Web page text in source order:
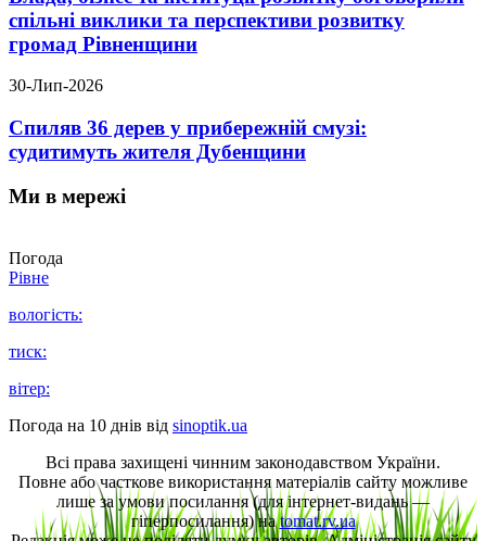
спільні виклики та перспективи розвитку
громад Рівненщини
30-Лип-2026
Спиляв 36 дерев у прибережній смузі:
судитимуть жителя Дубенщини
Ми в мережі
Погода
Рівне
вологість:
тиск:
вітер:
Погода на 10 днів від sinoptik.ua
Всі права захищені чинним законодавством України.
Повне або часткове використання матеріалів сайту можливе
лише за умови посилання (для інтернет-видань —
гіперпосилання) наtomat.rv.ua